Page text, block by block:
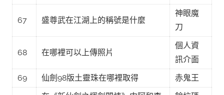
67 盛尊武在江湖上的稱號是什麼
神眼魔
刀
68 在哪裡可以上傳照片
個人資
訊介面
69
仙劍98版土靈珠在哪裡取得
赤鬼王